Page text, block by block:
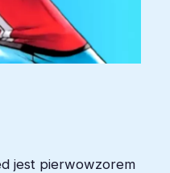
jest pierwowzorem